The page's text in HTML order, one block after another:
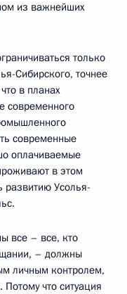
из важнейших
только
Сибирского, точнее
в планах
современного
современные
оплачиваемые
в этом
развитию Усолья-
все – все, кто
– должны
личным контролем,
что ситуация